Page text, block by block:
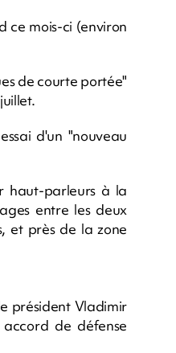
ce mois-ci (environ
de courte portée"
d'un "nouveau
haut-parleurs à la
entre les deux
et près de la zone
président Vladimir
de défense